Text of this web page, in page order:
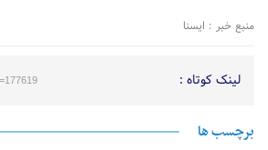
منبع خبر : ایسنا
لینک کوتاه :
برچسب ها